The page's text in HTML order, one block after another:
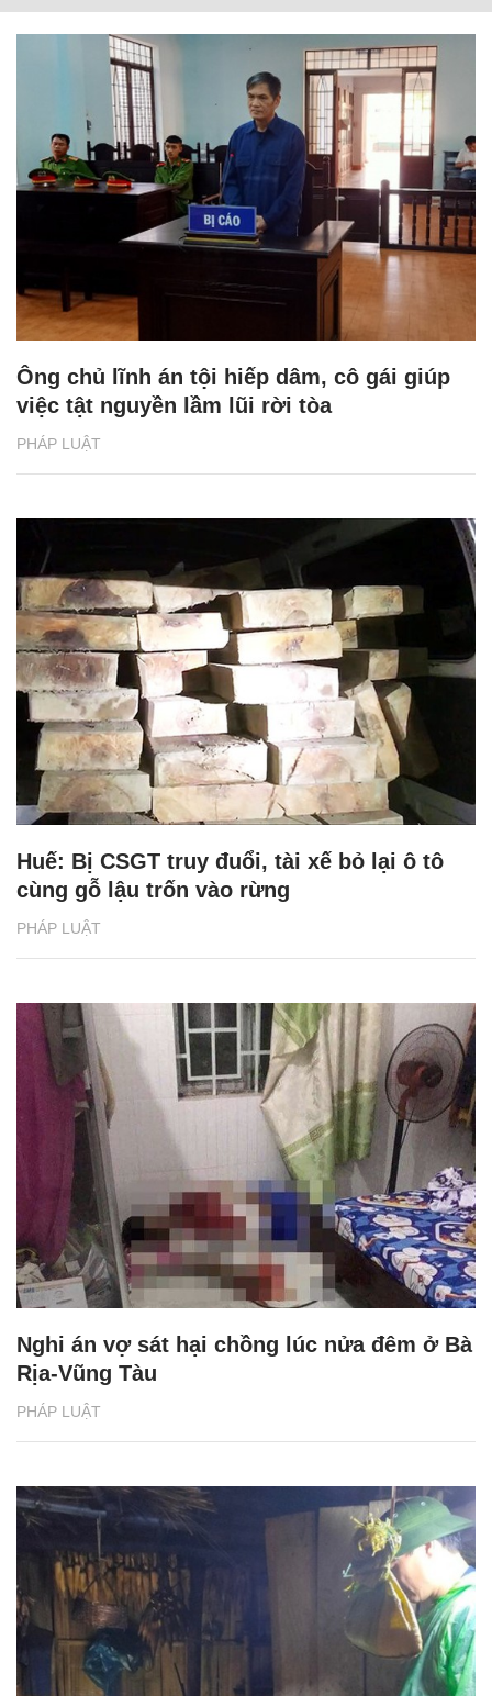
PHÁP LUẬT
Ông chủ lĩnh án tội hiếp dâm, cô gái giúp
việc tật nguyền lầm lũi rời tòa
PHÁP LUẬT
Huế: Bị CSGT truy đuổi, tài xế bỏ lại ô tô
cùng gỗ lậu trốn vào rừng
PHÁP LUẬT
Nghi án vợ sát hại chồng lúc nửa đêm ở Bà
Rịa-Vũng Tàu